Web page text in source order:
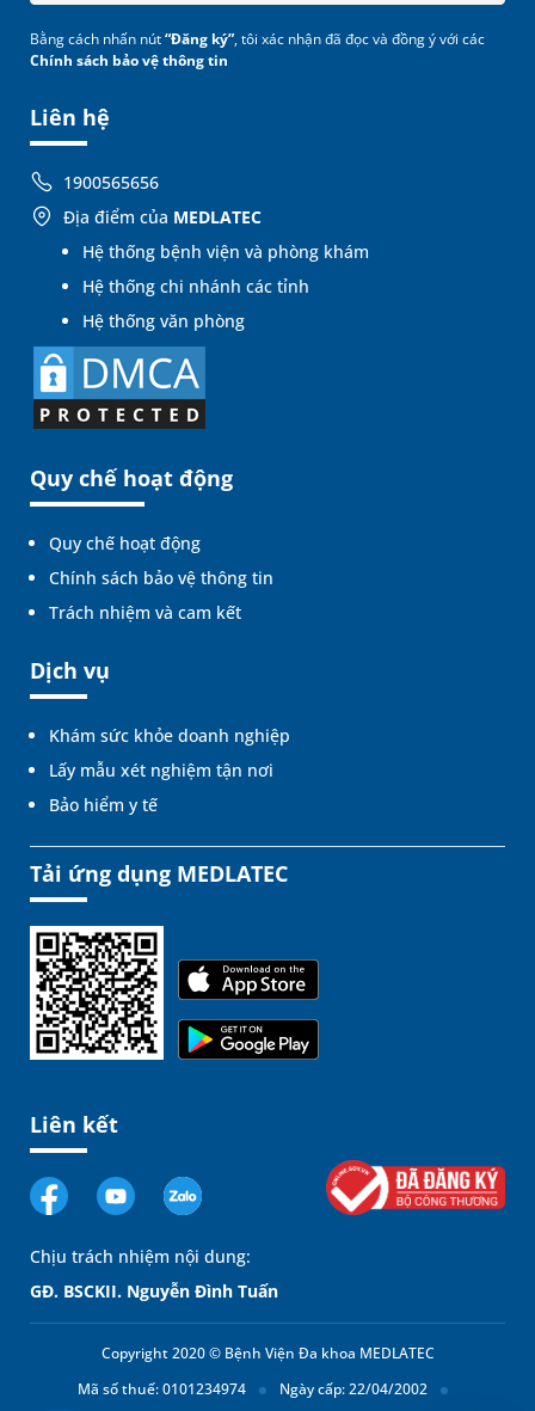
Liên hệ
1900565656
Địa điểm của MEDLATEC
Hệ thống bệnh viện và phòng khám
Hệ thống chi nhánh các tỉnh
Hệ thống văn phòng
Quy chế hoạt động
Quy chế hoạt động
Chính sách bảo vệ thông tin
Trách nhiệm và cam kết
Dịch vụ
Khám sức khỏe doanh nghiệp
Lấy mẫu xét nghiệm tận nơi
Bảo hiểm y tế
Bằng cách nhấn nút“Đăng ký”, tôi xác nhận đã đọc và đồng ý với các
Chính sách bảo vệ thông tin
Tải ứng dụng MEDLATEC
Liên kết
Chịu trách nhiệm nội dung:
GĐ. BSCKII. Nguyễn Đình Tuấn
Copyright 2020 © Bệnh Viện Đa khoa MEDLATEC
Mã số thuế: 0101234974
Ngày cấp: 22/04/2002